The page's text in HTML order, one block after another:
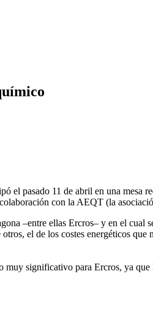
pasado 11 de abril en una mesa
con la AEQT (la
–entre ellas Ercros– y en el
el de los costes energéticos
significativo para Ercros, ya